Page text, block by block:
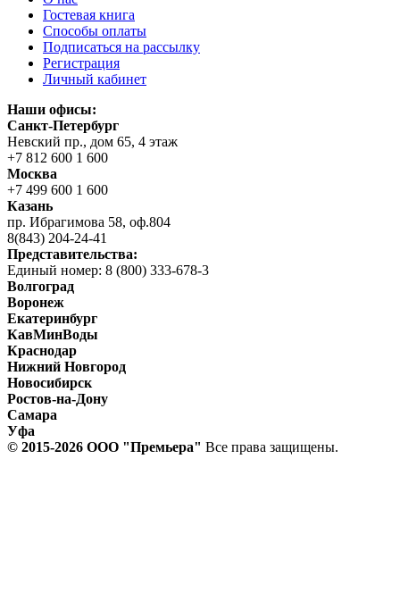
Гостевая книга
Способы оплаты
Подписаться на рассылку
Регистрация
Личный кабинет
Наши офисы:
Санкт-Петербург
Невский пр., дом 65, 4 этаж
+7 812 600 1 600
Москва
+7 499 600 1 600
Казань
пр. Ибрагимова 58, оф.804
8(843) 204-24-41
Представительства:
Единый номер: 8 (800) 333-678-3
Волгоград
Воронеж
Екатеринбург
КавМинВоды
Краснодар
Нижний Новгород
Новосибирск
Ростов-на-Дону
Самара
Уфа
© 2015-2026 ООО "Прeмьера" Все права защищены.